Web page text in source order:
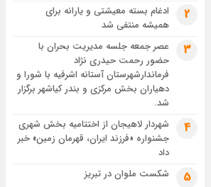
تصاویر هوایی مراسم تشییع پیکر مطهر آقای
شهید ایران – مشهد
4 هفته قبل
مراسم تشییع پیکر مطهر آقای شهید ایران –
مشهد
تصاویری از تراکم جمعیت حاضر در میدان
ثورهالعشرین نجف اشرف
2
ادغام بسته معیشتی و یارانه برای
همیشه منتفی شد
3
عصر جمعه جلسه مدیریت بحران با
حضور رحمت حیدری نژاد
فرماندارشهرستان آستانه اشرفیه با شورا و
دهیاران بخش مرکزی و بندر کیاشهر برگزار
شد.
4
شهردار لاهیجان از اختتامیه بخش شهری
جشنواره «فرزند ایران، قهرمان زمین» خبر
داد
5 شکست ملوان در تبریز